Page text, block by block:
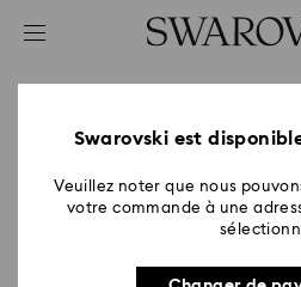
Accesskeys list
2 - FooterSwarovski est
Veuillez noter que nous
votre commande à une